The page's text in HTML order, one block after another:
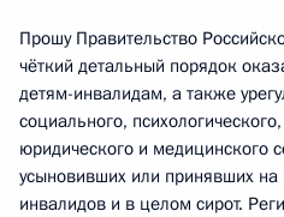
Прошу Правительство
чёткий детальный порядок
детям-инвалидам, а также
социального,
юридического и медицинского
усыновивших или принявших на
инвалидов и в целом сирот.